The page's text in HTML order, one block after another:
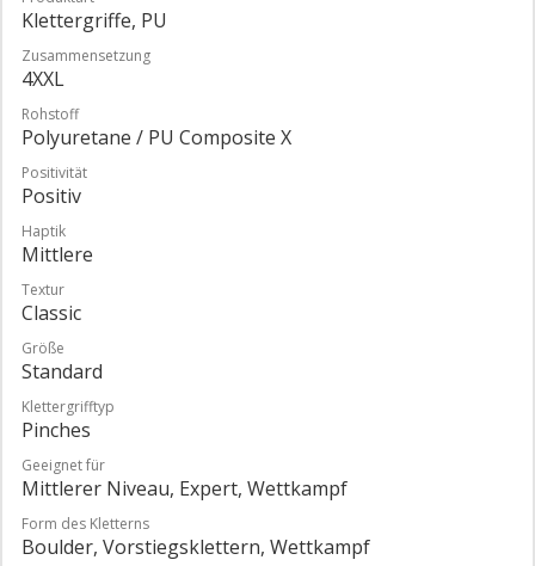
Klettergriffe, PU
Zusammensetzung
4XXL
Rohstoff
Polyuretane / PU Composite X
Positivität
Positiv
Haptik
Mittlere
Textur
Classic
Größe
Standard
Klettergrifftyp
Pinches
Geeignet für
Mittlerer Niveau, Expert, Wettkampf
Form des Kletterns
Boulder, Vorstiegsklettern, Wettkampf